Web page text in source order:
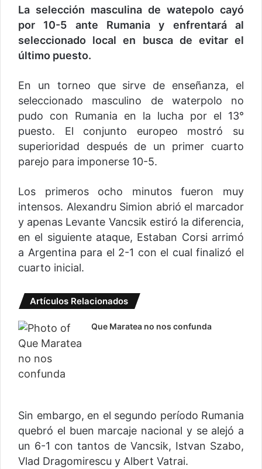
La selección masculina de watepolo cayó
por 10-5 ante Rumania y enfrentará al
seleccionado local en busca de evitar el
último puesto.
En un torneo que sirve de enseñanza, el
seleccionado masculino de waterpolo no
pudo con Rumania en la lucha por el 13°
puesto. El conjunto europeo mostró su
superioridad después de un primer cuarto
parejo para imponerse 10-5.
Los primeros ocho minutos fueron muy
intensos. Alexandru Simion abrió el marcador
y apenas Levante Vancsik estiró la diferencia,
en el siguiente ataque, Estaban Corsi arrimó
a Argentina para el 2-1 con el cual finalizó el
cuarto inicial.
Artículos Relacionados
Que Maratea no nos confunda
Sin embargo, en el segundo período Rumania
quebró el buen marcaje nacional y se alejó a
un 6-1 con tantos de Vancsik, Istvan Szabo,
Vlad Dragomirescu y Albert Vatrai.